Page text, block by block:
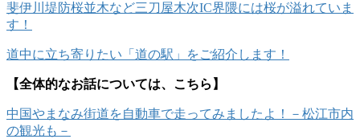
斐伊川堤防桜並木など三刀屋木次IC界隈には桜が溢れていま
す！
道中に立ち寄りたい「道の駅」をご紹介します！
【全体的なお話については、こちら】
中国やまなみ街道を自動車で走ってみましたよ！－松江市内
の観光も－